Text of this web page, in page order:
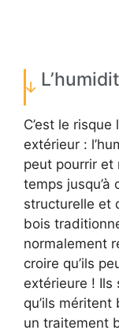
C’est le
extérieur :
peut pourrir et
temps jusqu’à
structurelle et
bois
normalement
croire qu’ils
extérieure ! Ils
qu’ils
un traitement